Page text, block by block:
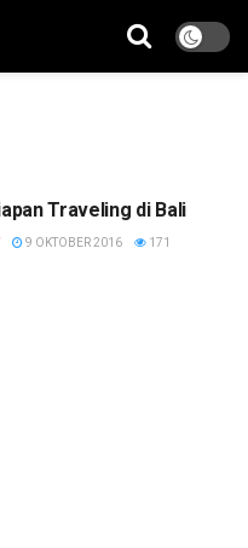
Traveling di Bali
9 OKTOBER 2016 171